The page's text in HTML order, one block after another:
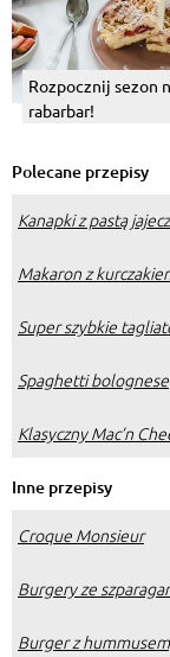
Rozpocznij sezon
rabarbar!
Polecane przepisy
Kanapki z pastą
Makaron z
Super szybkie
Spaghetti bolognese
Klasyczny Mac’n
Inne przepisy
Croque Monsieur
Burgery ze
Burger z